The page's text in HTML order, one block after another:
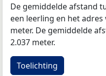
De gemiddelde afstand
een leerling en het adres
meter. De gemiddelde
2.037 meter.
Toelichting